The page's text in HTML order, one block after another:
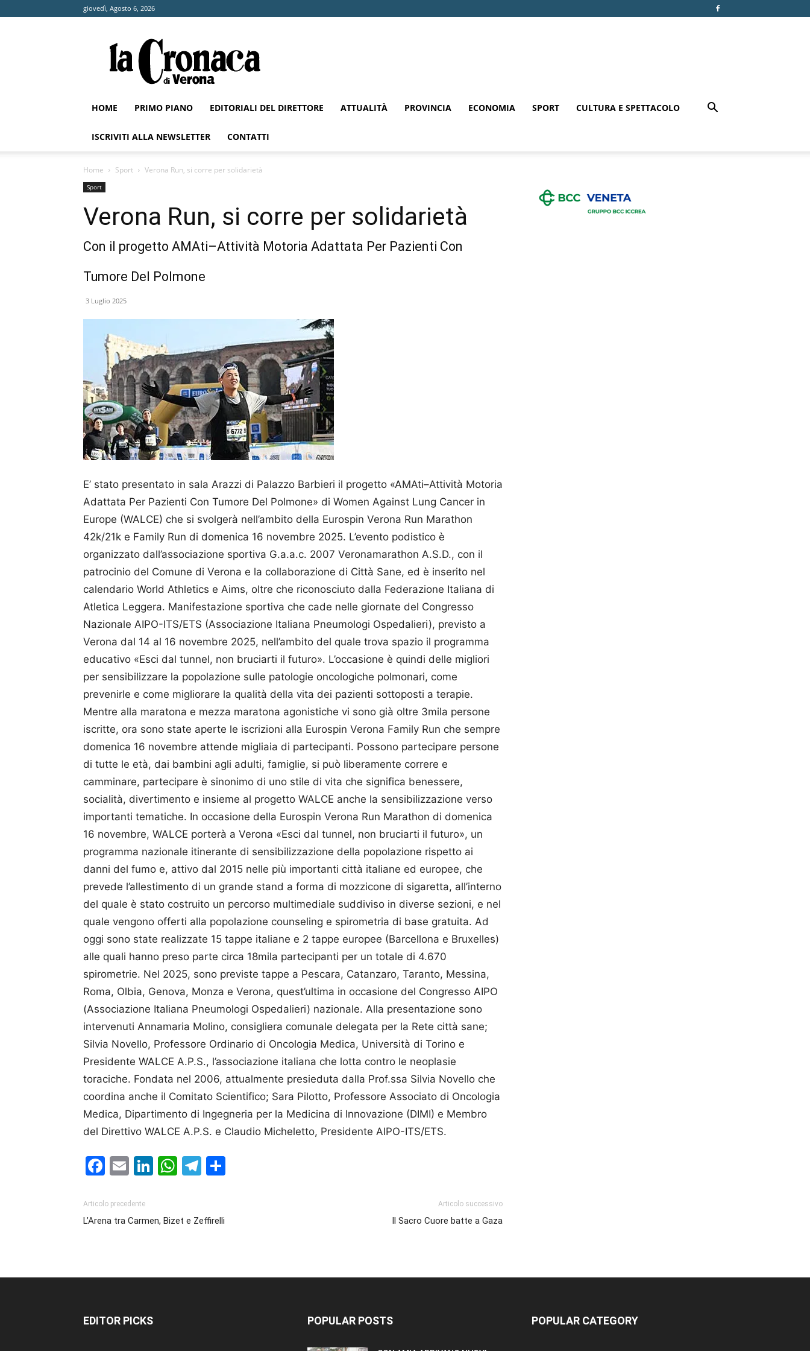
giovedì, Agosto 6, 2026
Cronaca
di
Verona
HOME PRIMO PIANO EDITORIALI DEL DIRETTORE ATTUALITÀ PROVINCIA ECONOMIA SPORT CULTURA E SPETTACOLO
ISCRIVITI ALLA NEWSLETTER CONTATTI
Home Sport Verona Run, si corre per solidarietà
Sport
Verona Run, si corre per solidarietà
Con il progetto AMAti–Attività Motoria Adattata Per Pazienti Con
Tumore Del Polmone
3 Luglio 2025
E’ stato presentato in sala Arazzi di Palazzo Barbieri il progetto «AMAti–Attività Motoria
Adattata Per Pazienti Con Tumore Del Polmone» di Women Against Lung Cancer in
Europe (WALCE) che si svolgerà nell’ambito della Eurospin Verona Run Marathon
42k/21k e Family Run di domenica 16 novembre 2025. L’evento podistico è
organizzato dall’associazione sportiva G.a.a.c. 2007 Veronamarathon A.S.D., con il
patrocinio del Comune di Verona e la collaborazione di Città Sane, ed è inserito nel
calendario World Athletics e Aims, oltre che riconosciuto dalla Federazione Italiana di
Atletica Leggera. Manifestazione sportiva che cade nelle giornate del Congresso
Nazionale AIPO-ITS/ETS (Associazione Italiana Pneumologi Ospedalieri), previsto a
Verona dal 14 al 16 novembre 2025, nell’ambito del quale trova spazio il programma
educativo «Esci dal tunnel, non bruciarti il futuro». L’occasione è quindi delle migliori
per sensibilizzare la popolazione sulle patologie oncologiche polmonari, come
prevenirle e come migliorare la qualità della vita dei pazienti sottoposti a terapie.
Mentre alla maratona e mezza maratona agonistiche vi sono già oltre 3mila persone
iscritte, ora sono state aperte le iscrizioni alla Eurospin Verona Family Run che sempre
domenica 16 novembre attende migliaia di partecipanti. Possono partecipare persone
di tutte le età, dai bambini agli adulti, famiglie, si può liberamente correre e
camminare, partecipare è sinonimo di uno stile di vita che significa benessere,
socialità, divertimento e insieme al progetto WALCE anche la sensibilizzazione verso
importanti tematiche. In occasione della Eurospin Verona Run Marathon di domenica
16 novembre, WALCE porterà a Verona «Esci dal tunnel, non bruciarti il futuro», un
programma nazionale itinerante di sensibilizzazione della popolazione rispetto ai
danni del fumo e, attivo dal 2015 nelle più importanti città italiane ed europee, che
prevede l’allestimento di un grande stand a forma di mozzicone di sigaretta, all’interno
del quale è stato costruito un percorso multimediale suddiviso in diverse sezioni, e nel
quale vengono offerti alla popolazione counseling e spirometria di base gratuita. Ad
oggi sono state realizzate 15 tappe italiane e 2 tappe europee (Barcellona e Bruxelles)
alle quali hanno preso parte circa 18mila partecipanti per un totale di 4.670
spirometrie. Nel 2025, sono previste tappe a Pescara, Catanzaro, Taranto, Messina,
Roma, Olbia, Genova, Monza e Verona, quest’ultima in occasione del Congresso AIPO
(Associazione Italiana Pneumologi Ospedalieri) nazionale. Alla presentazione sono
intervenuti Annamaria Molino, consigliera comunale delegata per la Rete città sane;
Silvia Novello, Professore Ordinario di Oncologia Medica, Università di Torino e
Presidente WALCE A.P.S., l’associazione italiana che lotta contro le neoplasie
toraciche. Fondata nel 2006, attualmente presieduta dalla Prof.ssa Silvia Novello che
coordina anche il Comitato Scientifico; Sara Pilotto, Professore Associato di Oncologia
Medica, Dipartimento di Ingegneria per la Medicina di Innovazione (DIMI) e Membro
del Direttivo WALCE A.P.S. e Claudio Micheletto, Presidente AIPO-ITS/ETS.
Facebook
EmailLinkedIn
WhatsApp
Telegram
Articolo precedente
L’Arena tra Carmen, Bizet e Zeffirelli
Articolo successivo
Il Sacro Cuore batte a Gaza
EDITOR PICKS POPULAR POSTS POPULAR CATEGORY